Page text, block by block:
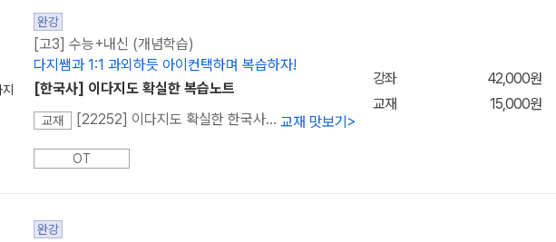
완강
[고3] 수능+내신 (개념학습)
다지쌤과 1:1 과외하듯 아이컨택하며 복습하자!
[한국사] 이다지도 확실한 복습노트
교재 [22252] 이다지도 확실한 한국사 내신완성 복습노트 교재 맛보기>
OT
강좌
42,000원
교재
15,000원
완강